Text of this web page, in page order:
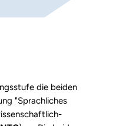
die beiden
"Sprachliches